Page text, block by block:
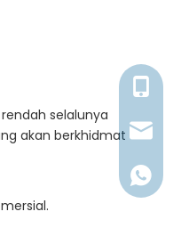
selalunya
akan berkhidmat